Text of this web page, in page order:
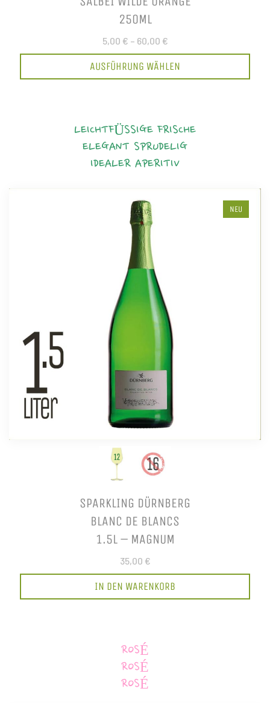
250ML
5,00 € – 60,00 €
AUSFÜHRUNG WÄHLEN
LEICHTFÜSSIGE FRISCHE
ELEGANT SPRUDELIG
IDEALER APERITIV
NEU
SPARKLING DÜRNBERG
BLANC DE BLANCS
1.5L – MAGNUM
35,00 €
IN DEN WARENKORB
ROSÉ
ROSÉ
ROSÉ